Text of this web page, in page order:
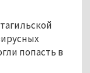
попасть в